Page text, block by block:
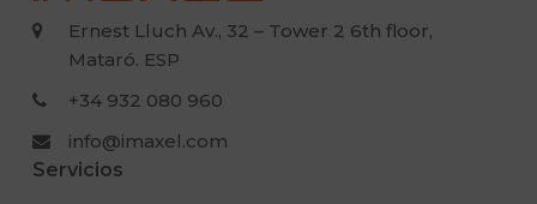
Ernest Lluch Av., 32 – Tower 2 6th floor,
Mataró. ESP
+34 932 080 960
info@imaxel.com
Servicios